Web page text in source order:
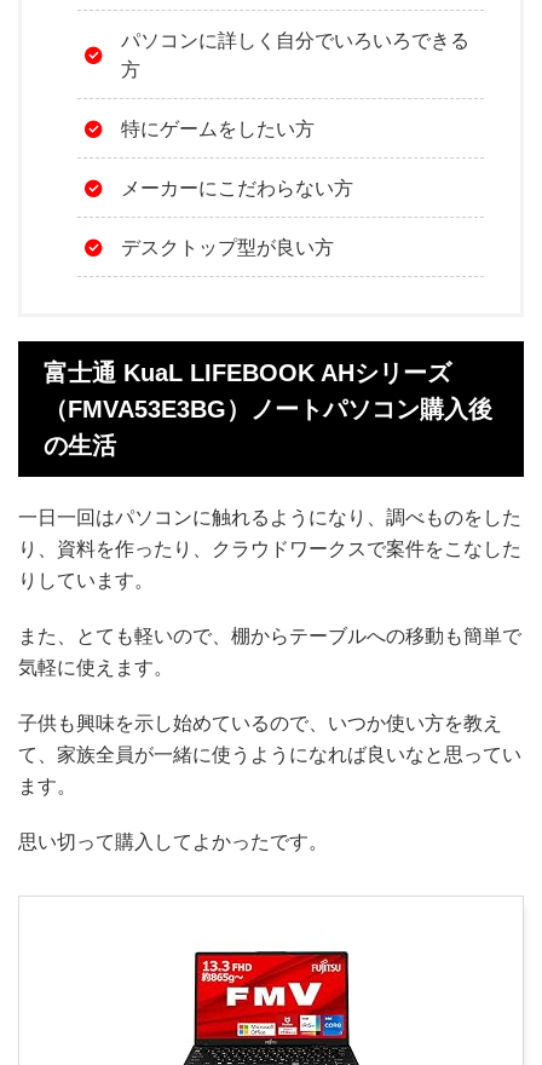
パソコンに詳しく自分でいろいろできる
方
特にゲームをしたい方
メーカーにこだわらない方
デスクトップ型が良い方
富士通 KuaL LIFEBOOK AHシリーズ
（FMVA53E3BG）ノートパソコン購入後
の生活
一日一回はパソコンに触れるようになり、調べものをした
り、資料を作ったり、クラウドワークスで案件をこなした
りしています。
また、とても軽いので、棚からテーブルへの移動も簡単で
気軽に使えます。
子供も興味を示し始めているので、いつか使い方を教え
て、家族全員が一緒に使うようになれば良いなと思ってい
ます。
思い切って購入してよかったです。